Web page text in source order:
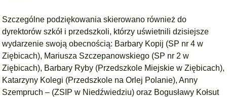
Szczególne podziękowania skierowano również do
dyrektorów szkół i przedszkoli, którzy uświetnili dzisiejsze
wydarzenie swoją obecnością: Barbary Kopij (SP nr 4 w
Ziębicach), Mariusza Szczepanowskiego (SP nr 2 w
Ziębicach), Barbary Ryby (Przedszkole Miejskie w Ziębicach),
Katarzyny Kolegi (Przedszkole na Orlej Polanie), Anny
Szempruch – (ZSIP w Niedźwiedziu) oraz Bogusławy Kołsut